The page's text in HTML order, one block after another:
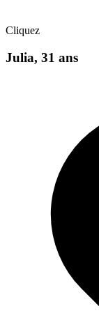
Cliquez
Julia, 31 ans